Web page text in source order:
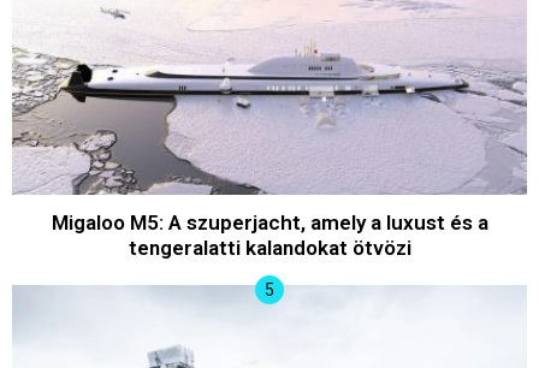
Migaloo M5: A szuperjacht, amely a luxust és a
tengeralatti kalandokat ötvözi